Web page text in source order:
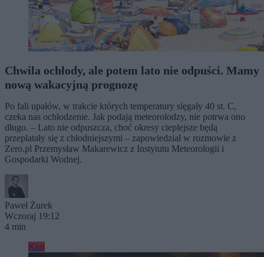
Chwila ochłody, ale potem lato nie odpuści. Mamy
nową wakacyjną prognozę
Po fali upałów, w trakcie których temperatury sięgały 40 st. C,
czeka nas ochłodzenie. Jak podają meteorolodzy, nie potrwa ono
długo. – Lato nie odpuszcza, choć okresy cieplejsze będą
przeplatały się z chłodniejszymi – zapowiedział w rozmowie z
Zero.pl Przemysław Makarewicz z Instytutu Meteorologii i
Gospodarki Wodnej.
Paweł Żurek
Wczoraj 19:12
4 min
Kraj